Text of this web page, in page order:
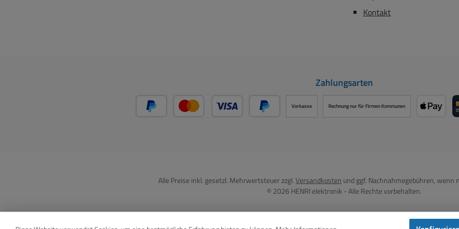
Kontakt
Zahlungsarten
Vorkasse Rechnung nur für Firmen Kommunen
Alle Preise inkl. gesetzl. Mehrwertsteuer zzgl.Versandkosten und ggf. Nachnahmegebühren, wenn
© 2026 HENRI elektronik - Alle Rechte vorbehalten.